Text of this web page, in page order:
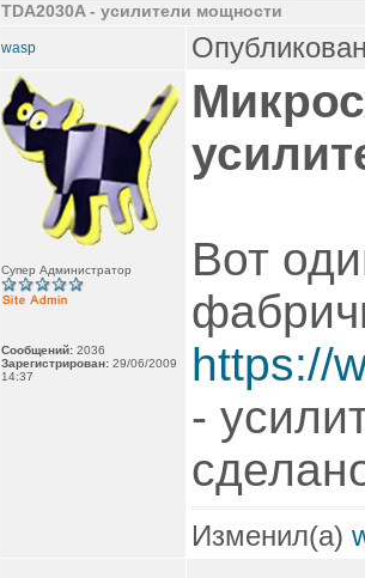
TDA2030A - усилители мощности
wasp
Супер Администратор
Сообщений: 2036
Зарегистрирован: 29/06/2009
14:37
Вот
https://
-
Изменил(а)